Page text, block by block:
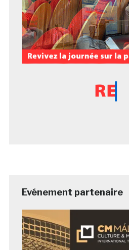
Evénement partenaire